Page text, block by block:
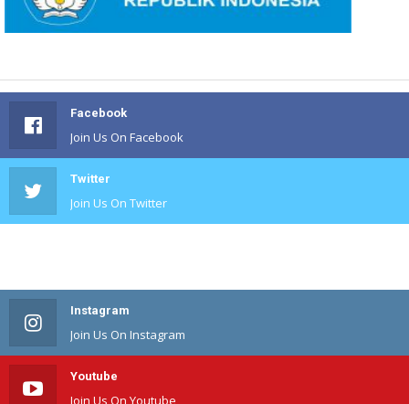
Facebook
Join Us On Facebook
Twitter
Join Us On Twitter
Instagram
Join Us On Instagram
Youtube
Join Us On Youtube